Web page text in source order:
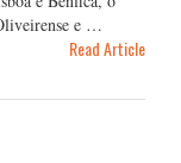
e …
Read Article